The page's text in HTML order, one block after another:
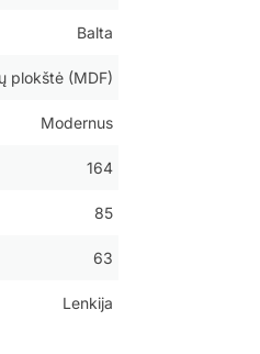
Balta
plokštė (MDF)
Modernus
164
85
63
Lenkija